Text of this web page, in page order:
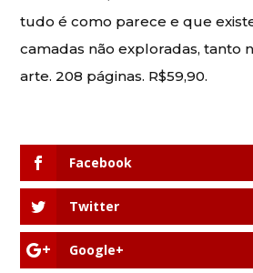
tudo é como parece e que
camadas não exploradas, tanto
arte. 208 páginas. R$59,90.
Facebook
Twitter
Google+